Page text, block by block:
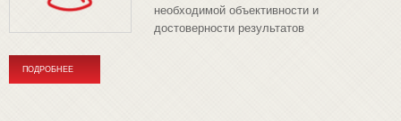
необходимой объективности и
достоверности результатов
ПОДРОБНЕЕ